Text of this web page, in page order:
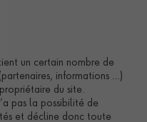
un certain nombre de
informations …)
du site.
pas la possibilité de
et décline donc toute